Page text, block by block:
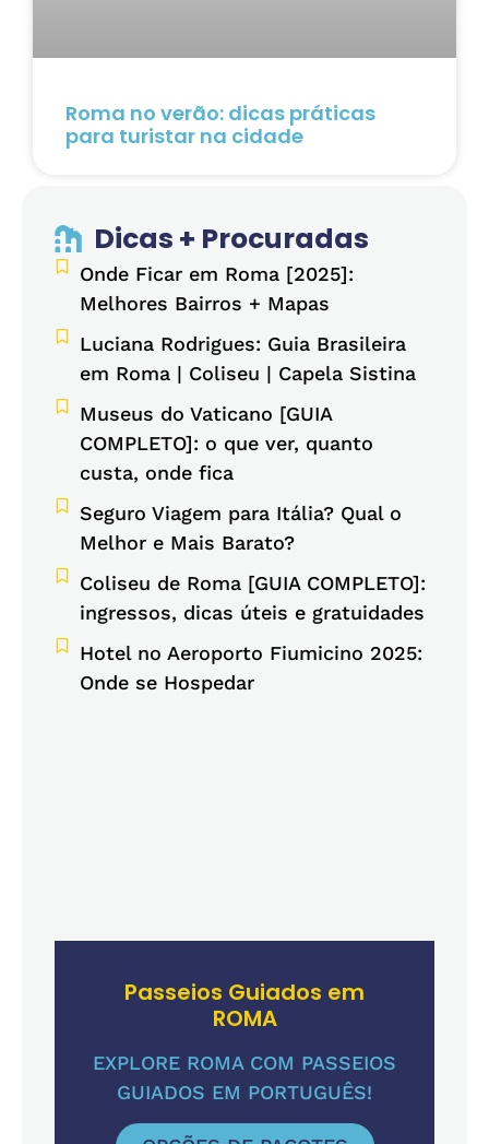
Roma no verão: dicas práticas
para turistar na cidade
Dicas + Procuradas
Onde Ficar em Roma [2025]:
Melhores Bairros + Mapas
Luciana Rodrigues: Guia Brasileira
em Roma | Coliseu | Capela Sistina
Museus do Vaticano [GUIA
COMPLETO]: o que ver, quanto
custa, onde fica
Seguro Viagem para Itália? Qual o
Melhor e Mais Barato?
Coliseu de Roma [GUIA COMPLETO]:
ingressos, dicas úteis e gratuidades
Hotel no Aeroporto Fiumicino 2025:
Onde se Hospedar
Passeios Guiados em
ROMA
EXPLORE ROMA COM PASSEIOS
GUIADOS EM PORTUGUÊS!